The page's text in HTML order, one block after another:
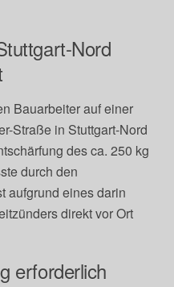
Nord
Bauarbeiter auf einer
Straße in Stuttgart-Nord
des ca. 250 kg
durch den
aufgrund eines darin
direkt vor Ort
erforderlich